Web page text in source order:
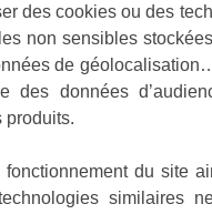
des cookies ou des
non sensibles
de
des données
produits.
du site
similaires